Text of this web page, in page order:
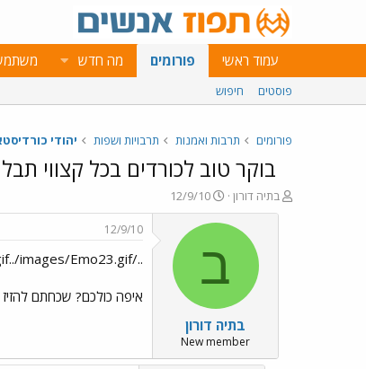
עמוד ראשי פורומים מה חדש
פוסטים חיפוש
פורומים תרבות ואמנות תרבויות ושפות יהודי
בוקר טוב לכורדים בכל קצווי תבל
פ
ו
בתיה דורון
פ
ו
ר
ם
ב
א
ר
י
ך
12/9/10
ב
בתיה דורון
New member
12/9/10
../images/Emo23.gif../images/Emo23.gif../images/Emo23.gif בוקר טוב לכורדים בכל קצווי תבל
איפה כולכם? שכחתם